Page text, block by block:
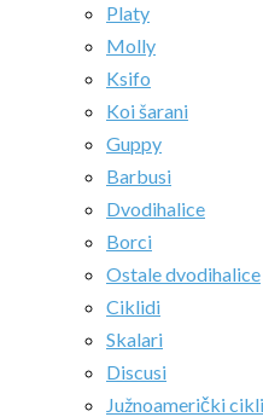
Platy
Molly
Ksifo
Koi šarani
Guppy
Barbusi
Dvodihalice
Borci
Ostale dvodihalice
Ciklidi
Skalari
Discusi
Južnoamerički